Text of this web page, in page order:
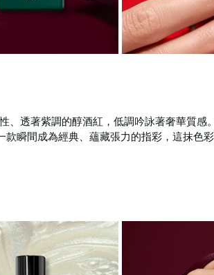
、透著紫調的醇酒紅，低調吟詠著奢華質感
瞬間成為經典、蘊藏張力的指彩，這抹色